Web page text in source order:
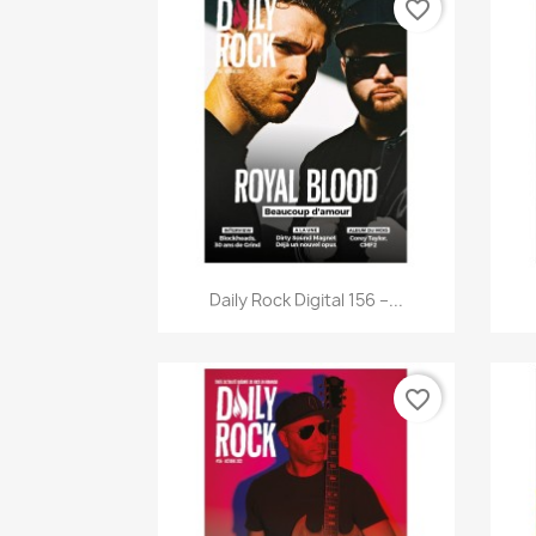
Aperçu rapide
Daily Rock Digital 156 –...
favorite_border
favorite_border